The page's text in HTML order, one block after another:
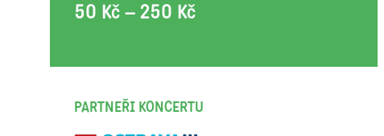
50 Kč – 250 Kč
PARTNEŘI KONCERTU